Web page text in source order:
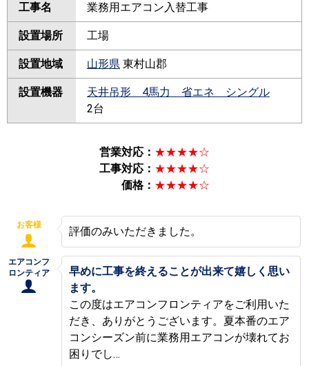
工事名 業務用エアコン入替工事
設置場所 工場
設置地域 山形県 東村山郡
設置機器
天井吊形 4馬力 省エネ シングル
2台
営業対応： ★★★★☆
工事対応： ★★★★☆
価格： ★★★★☆
お客様 評価のみいただきました。
エアコンフ
ロンティア
早めに工事を終えることが出来て嬉しく思い
ます。
この度はエアコンフロンティアをご利用いた
だき、ありがとうございます。夏本番のエア
コンシーズン前に業務用エアコンが壊れてお
困りでし…